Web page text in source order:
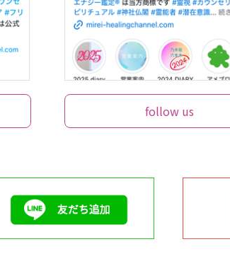
follow us